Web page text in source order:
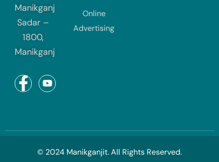
Manikganj
Sadar –
1800,
Manikganj
Online
Advertising
© 2024 Manikganjit. All Rights Reserved.